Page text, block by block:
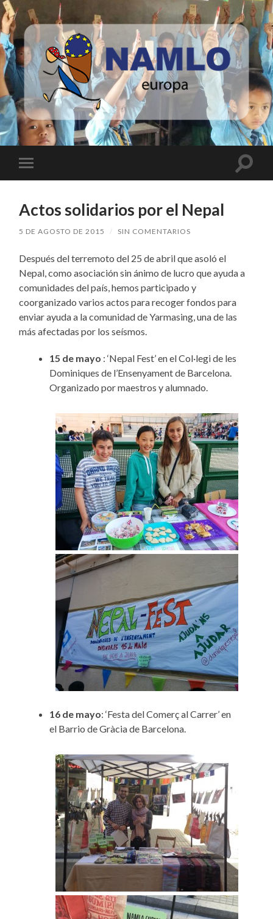
Namlo
Europa
Alternar
el
Actos solidarios por el Nepal
5 DE AGOSTO DE 2015 / SIN COMENTARIOS
Después del terremoto del 25 de abril que asoló el
Nepal, como asociación sin ánimo de lucro que ayuda a
comunidades del país, hemos participado y
coorganizado varios actos para recoger fondos para
enviar ayuda a la comunidad de Yarmasing, una de las
más afectadas por los seísmos.
15 de mayo : ‘Nepal Fest’ en el Col·legi de les
Dominiques de l’Ensenyament de Barcelona.
Organizado por maestros y alumnado.
16 de mayo: ‘Festa del Comerç al Carrer’ en
el Barrio de Gràcia de Barcelona.